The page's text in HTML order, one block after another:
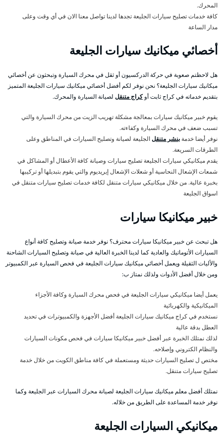
المحرك.
كافة خدمات تصليح سيارات الجليعة تجدها لدينا تواصل معنا الان في أي وقت وعلى
مدار الساعة
أخصائي ميكانيك سيارات الجليعة
هل لاحظتم صعوبة في حركة الدركسيون أو ثقل في محرك السيارة وتبحثون عن أخصائي
ميكانيك سيارات الجليعة؟ نحن نوفر لكم أفضل أخصائي ميكانيك سيارات الجليعة المتميز
بتقديم خدماته في كراج ثابت أوكراج متنقل لصيانة السيارة والمحرك.
يقوم خبير ميكانيك سيارات بمعالجة مشكلة تهريب الزيت من محرك السيارة والتي
تسبب ضعف في محرك السيارة وكفاءته.
نوفر أيضا خدمة بنشر متنقلالجليعة لصيانة وتصليح السيارات في المناطق وعلى
الطرقات السريعة.
يقدم ميكانيكي سيارات الجليعة تصليح سيارات وصيانة كافة الأعطال أو المشاكل في
شمعات الإشعال النحاسية أو شعلات الإشعال إيريديوم والتي يقوم بتبديلها أو تركيبها
بخبرة عالية. من خلال ميكانيكي سيارات متنقل لكافة خدمات تصليح سيارات متنقل في
اسواق الجليعة
خبير ميكانيكا سيارات
هل تبحث عن خبير ميكانيكا سيارات محترف؟ نوفر خدمة صيانة وتصليح كافة أنواع
السيارات الأتوماتيك والعادية كما لدينا الخبرة العالية في صيانة وتصليح السيارات الشاحنة
والأليات الثقيلة ويعمل أخصائي ميكانيك سيارات الجليعة في فحص السيارة عبر الكمبيوتر
ومن خلال أفضل الأدوات ولذلك نمتاز ب:
يعمل أيضا ميكانيكي سيارات الجليعة في فحص محرك السيارة وكافة الأجزاء
الميكانيكية والكهربائية
نستخدم في كراج ميكانيك سيارات الجليعة أفضل الأجهزة والكمبيوترات في تحديد
العطل بدقة عالية
لذلك نمتلك الخبرة عبر أفضل خبير ميكانيكا سيارات في فحص مكونات السيارات
والنظام الكتروني وإصلاحه.
مختص ل تصليح السيارات حديثة ومستعملة في كافة مناطق الكويت من خلال خدمة
تصليح سيارات متنقل.
نمتلك أفضل معلم ميكانيك سيارات الجليعة لصيانة محرك السيارات عبر الجليعة وكما
نوفر خدمة المساعدة على الطريق من خلاله.
ميكانيكي السيارات الجليعة